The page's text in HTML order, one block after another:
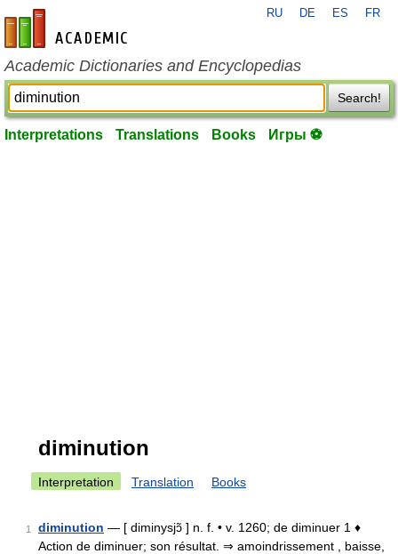
en-academic.com
RU DE ES FR
Academic Dictionaries and Encyclopedias
Search!
Interpretations Translations Books Игры ⚽
diminution
Interpretation Translation Books
1 diminution — [ diminysjɔ̃ ] n. f. • v. 1260; de diminuer 1 ♦
Action de diminuer; son résultat. ⇒ amoindrissement , baisse,